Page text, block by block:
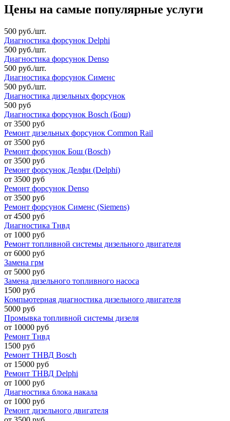
Цены на самые популярные услуги
500 руб./шт.
Диагностика форсунок Delphi
500 руб./шт.
Диагностика форсунок Denso
500 руб./шт.
Диагностика форсунок Сименс
500 руб./шт.
Диагностика дизельных форсунок
500 руб
Диагностика форсунок Bosch (Бош)
от 3500 руб
Ремонт дизельных форсунок Common Rail
от 3500 руб
Ремонт форсунок Бош (Bosch)
от 3500 руб
Ремонт форсунок Делфи (Delphi)
от 3500 руб
Ремонт форсунок Denso
от 3500 руб
Ремонт форсунок Сименс (Siemens)
от 4500 руб
Диагностика Тнвд
от 1000 руб
Ремонт топливной системы дизельного двигателя
от 6000 руб
Замена грм
от 5000 руб
Замена дизельного топливного насоса
1500 руб
Компьютерная диагностика дизельного двигателя
5000 руб
Промывка топливной системы дизеля
от 10000 руб
Ремонт Тнвд
1500 руб
Ремонт ТНВД Bosch
от 15000 руб
Ремонт ТНВД Delphi
от 1000 руб
Диагностика блока накала
от 1000 руб
Ремонт дизельного двигателя